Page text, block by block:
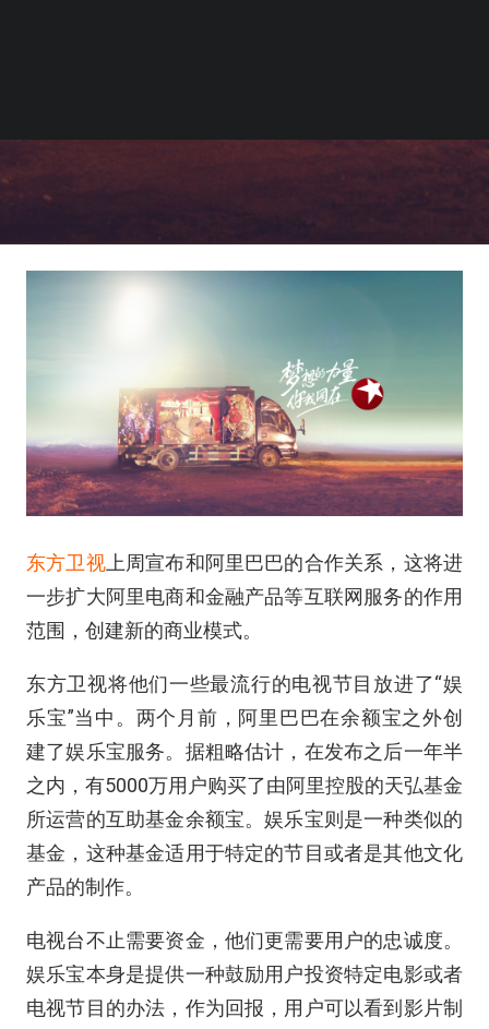
东方卫视上周宣布和阿里巴巴的合作关系，这将进
一步扩大阿里电商和金融产品等互联网服务的作用
范围，创建新的商业模式。
东方卫视将他们一些最流行的电视节目放进了“娱
乐宝”当中。两个月前，阿里巴巴在余额宝之外创
建了娱乐宝服务。据粗略估计，在发布之后一年半
之内，有5000万用户购买了由阿里控股的天弘基金
所运营的互助基金余额宝。娱乐宝则是一种类似的
基金，这种基金适用于特定的节目或者是其他文化
产品的制作。
电视台不止需要资金，他们更需要用户的忠诚度。
娱乐宝本身是提供一种鼓励用户投资特定电影或者
电视节目的办法，作为回报，用户可以看到影片制